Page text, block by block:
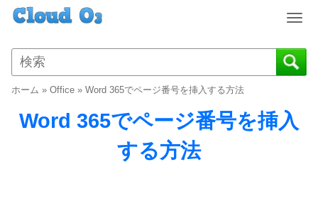
T
g
g
a
ホーム » Office » Word 365でページ番号を挿入する方法
Word 365でページ番号を挿入
する方法